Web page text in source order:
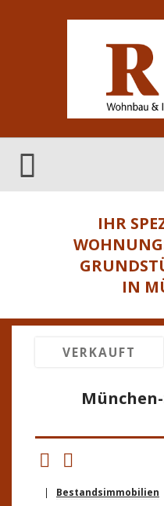
IHR
IN
VERKAUFT
Bestandsimmobilien